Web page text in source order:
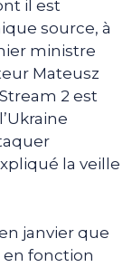
il est
source, à
ministre
Mateusz
2 est
la veille
janvier que
en fonction